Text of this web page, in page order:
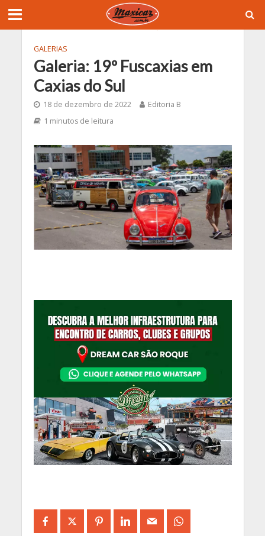
GALERIAS
Galeria: 19º Fuscaxias em
Caxias do Sul
18 de dezembro de 2022
Editoria B
1 minutos de leitura